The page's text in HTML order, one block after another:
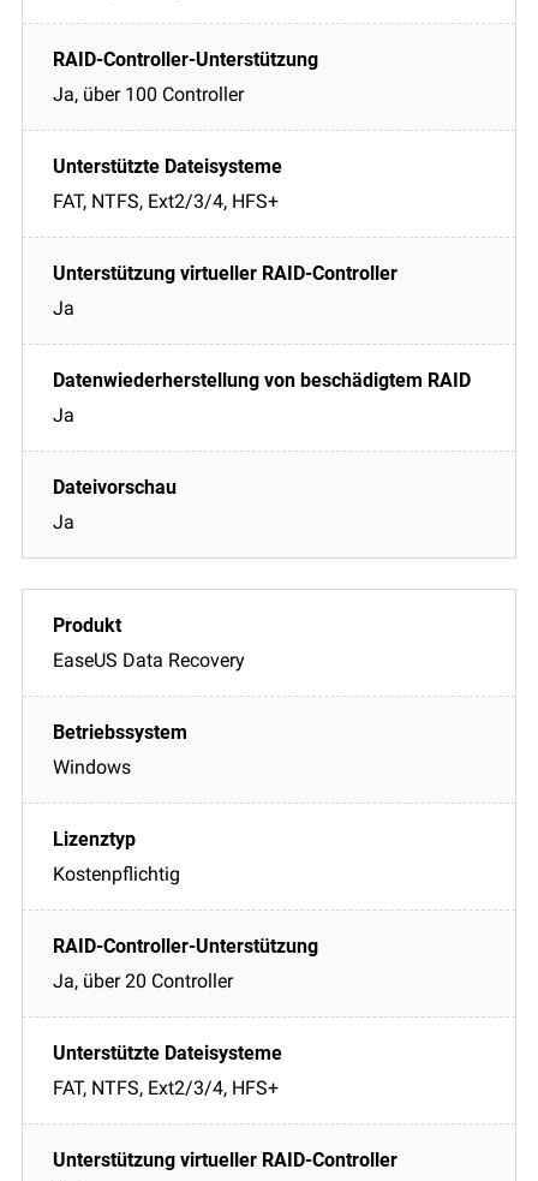
Ja, über 100 Controller
FAT, NTFS, Ext2/3/4, HFS+
Ja
Ja
Ja
EaseUS Data Recovery
Windows
Kostenpflichtig
Ja, über 20 Controller
FAT, NTFS, Ext2/3/4, HFS+